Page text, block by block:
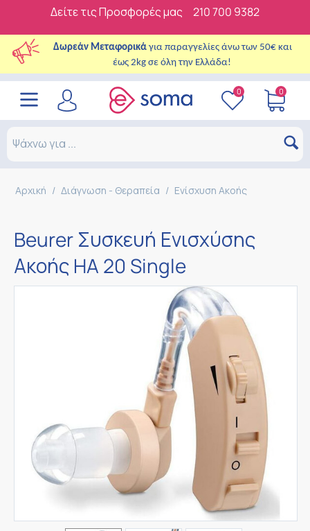
Δείτε τις Προσφορές μας 210 700 9382
Δωρεάν Μεταφορικά για παραγγελίες άνω των 50€ και
έως 2kg σε όλη την Ελλάδα!
0 0
Αρχική / Διάγνωση - Θεραπεία / Ενίσχυση Ακοής
Beurer Συσκευή Ενισχύσης
Ακοής HA 20 Single